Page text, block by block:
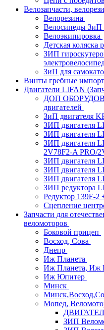
Велозапчасти,
Велорезина
Велосипеды ЗиП
Велоэкипировка
Детская коляска
ЗИП
ЗиП для
Винты гребные
Двигатели LIFAN
ДОП
двигателей
ЗиП двигателя
ЗИП двигателя
ЗИП двигателя
ЗИП двигателя
2V78F2-A PRO/
ЗИП двигателя
ЗИП двигателя
ЗИП двигателя
ЗИП редуктора
Редуктор 139F-2
Сцепление
Запчасти для
веломоторов
Боковой прицеп
Восход, Сова
Днепр
Иж Планета
Иж Планета, Иж
Иж Юпитер
Минск
Мопед,
ЗИП